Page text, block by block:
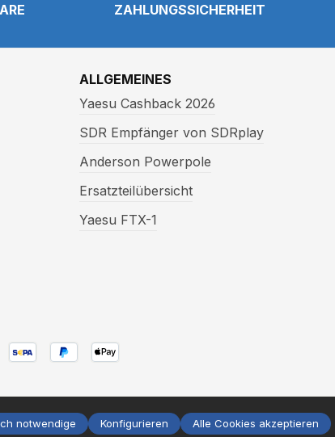
ZAHLUNGSSICHERHEIT
ALLGEMEINES
Yaesu Cashback 2026
SDR Empfänger von SDRplay
Anderson Powerpole
Ersatzteilübersicht
Yaesu FTX-1
anders angegeben.
notwendige Konfigurieren Alle Cookies akzeptieren